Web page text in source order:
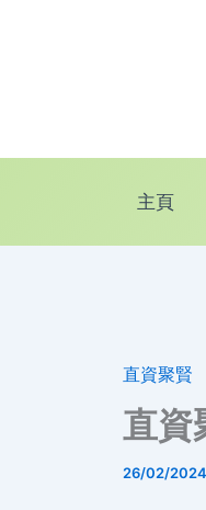
容
主頁
直資聚賢
直資
26/02/2024